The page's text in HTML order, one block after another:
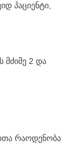
პაციენტი,
მძიმე 2 და
რაოდენობა